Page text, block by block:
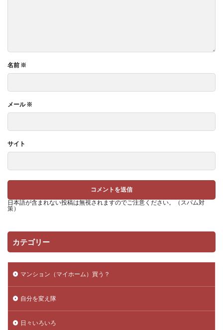
名前 ※
メール※
サイト
日本語が含まれない投稿は無視されますのでご注意ください。（スパム対
策）
カテゴリー
マンション（マイホーム）買う？
自分を変え隊
日々いろいろ